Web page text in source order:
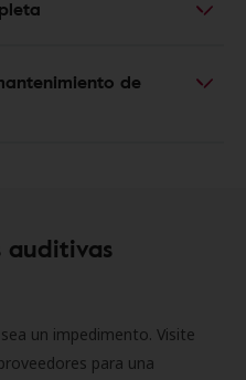
de
auditivas
un impedimento. Visite
para una